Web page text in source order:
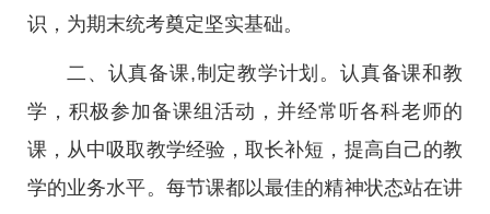
识，为期末统考奠定坚实基础。
二、认真备课,制定教学计划。认真备课和教
学，积极参加备课组活动，并经常听各科老师的
课，从中吸取教学经验，取长补短，提高自己的教
学的业务水平。每节课都以最佳的精神状态站在讲